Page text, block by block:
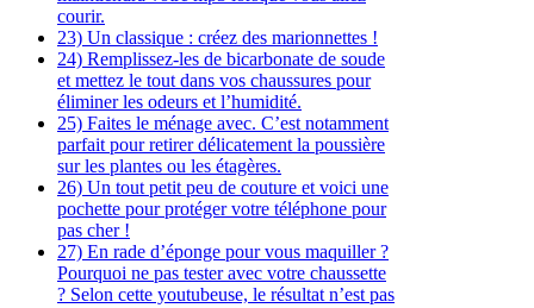
courir.
23) Un classique : créez des marionnettes !
24) Remplissez-les de bicarbonate de soude
et mettez le tout dans vos chaussures pour
éliminer les odeurs et l’humidité.
25) Faites le ménage avec. C’est notamment
parfait pour retirer délicatement la poussière
sur les plantes ou les étagères.
26) Un tout petit peu de couture et voici une
pochette pour protéger votre téléphone pour
pas cher !
27) En rade d’éponge pour vous maquiller ?
Pourquoi ne pas tester avec votre chaussette
? Selon cette youtubeuse, le résultat n’est pas